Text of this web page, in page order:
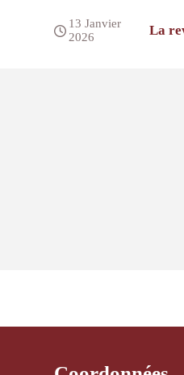
13 Janvier
2026
La